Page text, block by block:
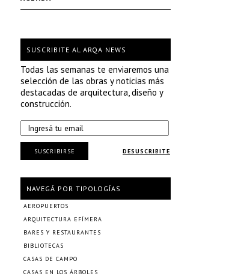
SUSCRIBITE AL ARQA NEWS
Todas las semanas te enviaremos una
selección de las obras y noticias más
destacadas de arquitectura, diseño y
construcción.
DESUSCRIBITE
SUSCRIBIRSE
NAVEGÁ POR TIPOLOGÍAS
AEROPUERTOS
ARQUITECTURA EFÍMERA
BARES Y RESTAURANTES
BIBLIOTECAS
CASAS DE CAMPO
CASAS EN LOS ÁRBOLES